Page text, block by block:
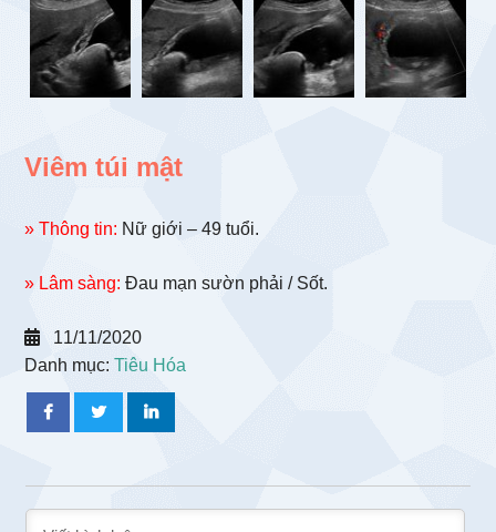
Viêm túi mật
» Thông tin: Nữ giới – 49 tuổi.
» Lâm sàng: Đau mạn sườn phải / Sốt.
11/11/2020
Danh mục:Tiêu Hóa